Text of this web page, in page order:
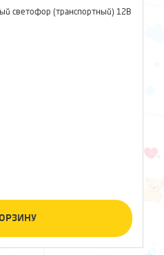
светофор (транспортный) 12В